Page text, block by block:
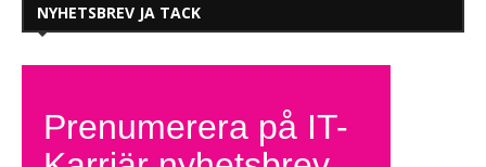
NYHETSBREV JA TACK